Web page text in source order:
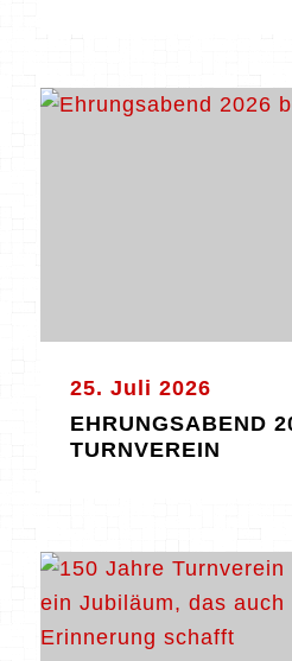
25. Juli 2026
EHRUNGSABEND
TURNVEREIN